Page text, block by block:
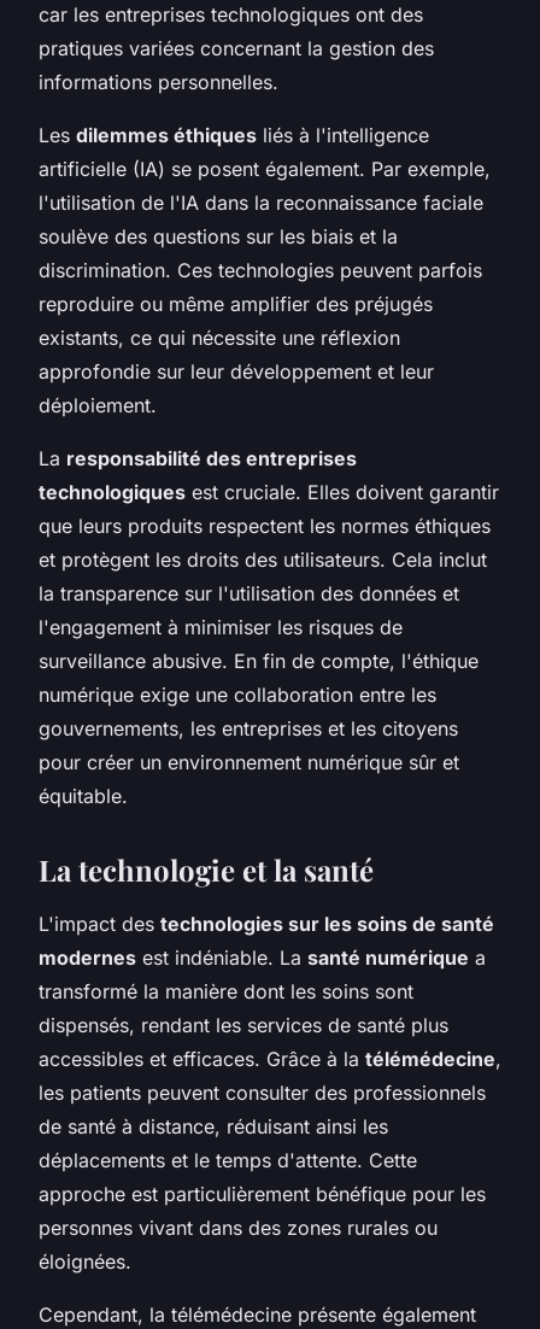
car les entreprises technologiques ont des
pratiques variées concernant la gestion des
informations personnelles.
Les dilemmes éthiques liés à l'intelligence
artificielle (IA) se posent également. Par exemple,
l'utilisation de l'IA dans la reconnaissance faciale
soulève des questions sur les biais et la
discrimination. Ces technologies peuvent parfois
reproduire ou même amplifier des préjugés
existants, ce qui nécessite une réflexion
approfondie sur leur développement et leur
déploiement.
La responsabilité des entreprises
technologiques est cruciale. Elles doivent garantir
que leurs produits respectent les normes éthiques
et protègent les droits des utilisateurs. Cela inclut
la transparence sur l'utilisation des données et
l'engagement à minimiser les risques de
surveillance abusive. En fin de compte, l'éthique
numérique exige une collaboration entre les
gouvernements, les entreprises et les citoyens
pour créer un environnement numérique sûr et
équitable.
La technologie et la santé
L'impact des technologies sur les soins de santé
modernes est indéniable. La santé numérique a
transformé la manière dont les soins sont
dispensés, rendant les services de santé plus
accessibles et efficaces. Grâce à la télémédecine,
les patients peuvent consulter des professionnels
de santé à distance, réduisant ainsi les
déplacements et le temps d'attente. Cette
approche est particulièrement bénéfique pour les
personnes vivant dans des zones rurales ou
éloignées.
Cependant, la télémédecine présente également